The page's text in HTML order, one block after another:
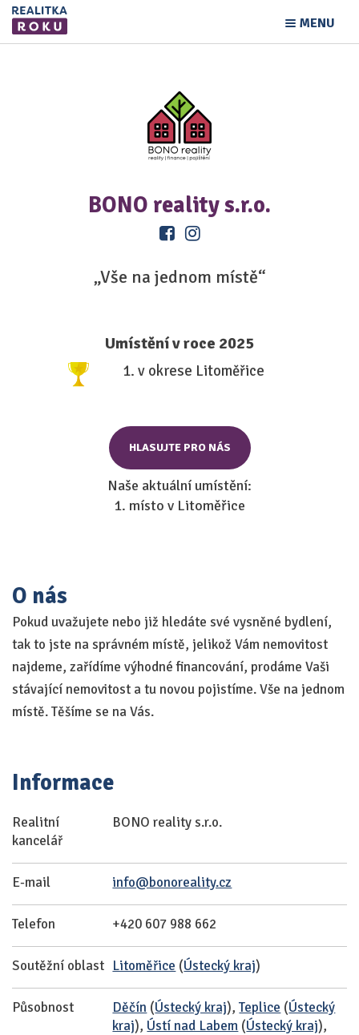
MENU
BONO reality s.r.o.
„Vše na jednom místě“
Umístění v roce 2025
1. v okrese Litoměřice
HLASUJTE PRO NÁS
Naše aktuální umístění:
1. místo v Litoměřice
O nás
Pokud uvažujete nebo již hledáte své vysněné bydlení,
tak to jste na správném místě, jelikož Vám nemovitost
najdeme, zařídíme výhodné financování, prodáme Vaši
stávající nemovitost a tu novou pojistíme. Vše na jednom
místě. Těšíme se na Vás.
Informace
Realitní
kancelář
BONO reality s.r.o.
E-mail info@bonoreality.cz
Telefon +420 607 988 662
Soutěžní oblast Litoměřice (Ústecký kraj)
Působnost Děčín (Ústecký kraj),Teplice (Ústecký
kraj), Ústí nad Labem (Ústecký kraj),